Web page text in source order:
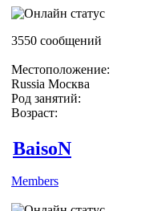
3550 сообщений
Местоположение:
Russia Москва
Род занятий:
Возраст:
BaisoN
Members